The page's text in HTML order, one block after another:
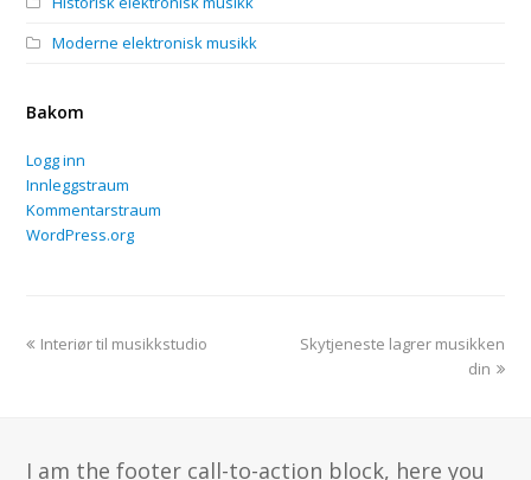
Moderne elektronisk musikk
Bakom
Logg inn
Innleggstraum
Kommentarstraum
WordPress.org
previous
Interiør til musikkstudio
next
Skytjeneste lagrer musikken
din
I am the footer call-to-action block, here you